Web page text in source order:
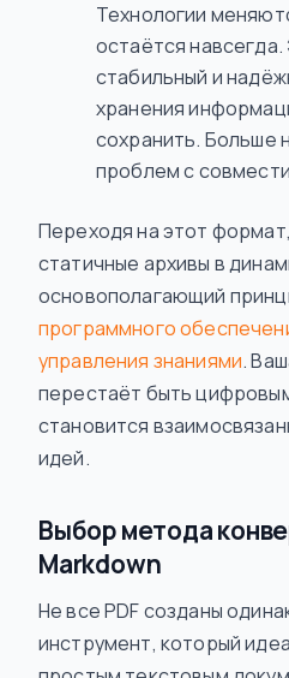
Технологии
остаётся
стабильный и
хранения
сохранить. Больше
проблем с
Переходя на этот
статичные архивы в
основополагающий
программного
управления знаниями.
перестаёт быть
становится
идей.
Выбор метода
Markdown
Не все PDF созданы
инструмент, который